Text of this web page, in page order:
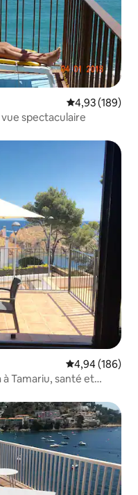
Évaluation
4,93 (189)
spectaculaire
Évaluation
4,94 (186)
à Tamariu, santé et
appréciés